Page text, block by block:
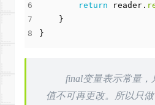
return
reader .
}
}
final变量表示常量
值不可再更改。所以只